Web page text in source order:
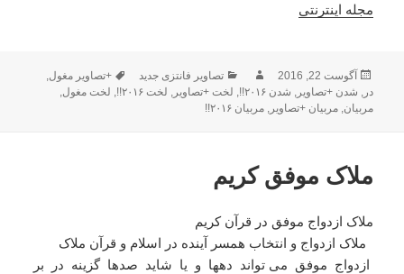
مجله اینترنتی
ارسال
شده
در
آگوست 22, 2016 نویسندهدسته‌ها
تصاویر فانتزی جدید برچسب‌ها
+تصاویر مغول
در
شدن +تصاویر شدن ۲۰۱۶!! لخت +تصاویر لخت ۲۰۱۶!! لخت مغول
مربیان ,مربیان +تصاویر ,مربیان ۲۰۱۶!!
ملاک موفق کریم
ملاک ازدواج موفق در قرآن کریم
ملاک ازدواج و انتخاب همسر آینده در اسلام و قرآن ملاک
ازدواج موفق می تواند دهها و یا شاید صدها گزینه در بر